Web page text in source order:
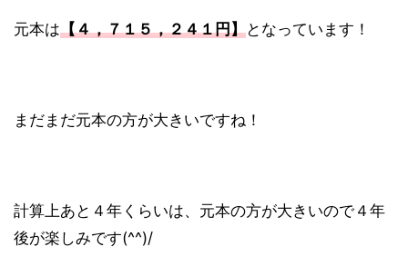
元本は【４，７１５，２４１円】となっています！
まだまだ元本の方が大きいですね！
計算上あと４年くらいは、元本の方が大きいので４年
後が楽しみです(^^)/